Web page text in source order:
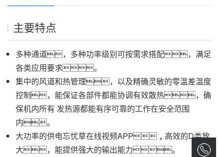
主要特点
多种通道，多种功率级别可按需求搭配，满足
各类应用要求。
集中的风道和热管理，以及精确灵敏的零温差温度
控制，能保证各部件都能协调有效散热，确
保机内所有 发热源都能有序可靠的工作在安全范围
内。
大功率的供电忘忧草在线视频APP，高效的D类放
大，能提供强大的输出能力。